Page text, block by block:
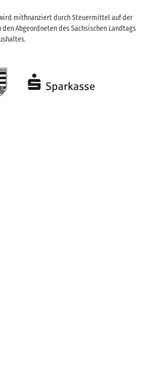
mitfinanziert durch Steuermittel auf der
den Abgeordneten des Sächsischen Landtags